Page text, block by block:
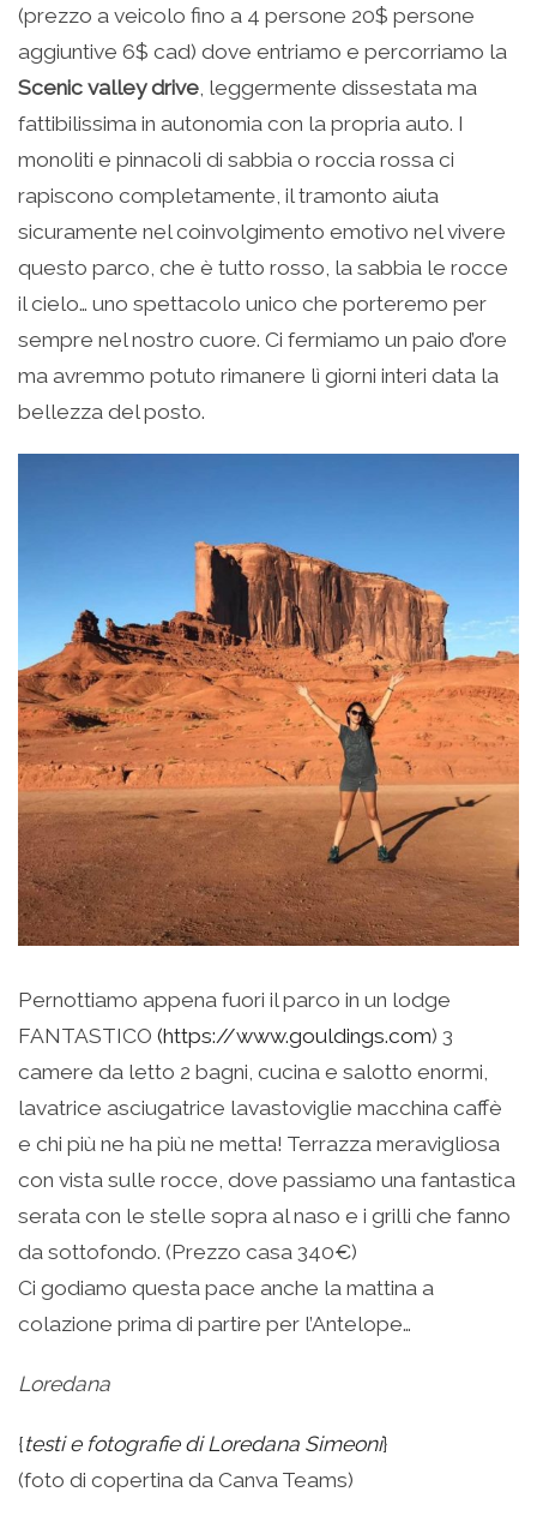
(prezzo a veicolo fino a 4 persone 20$ persone
aggiuntive 6$ cad) dove entriamo e percorriamo la
Scenic valley drive, leggermente dissestata ma
fattibilissima in autonomia con la propria auto. I
monoliti e pinnacoli di sabbia o roccia rossa ci
rapiscono completamente, il tramonto aiuta
sicuramente nel coinvolgimento emotivo nel vivere
questo parco, che è tutto rosso, la sabbia le rocce
il cielo… uno spettacolo unico che porteremo per
sempre nel nostro cuore. Ci fermiamo un paio d’ore
ma avremmo potuto rimanere lì giorni interi data la
bellezza del posto.
Pernottiamo appena fuori il parco in un lodge
FANTASTICO (https://www.gouldings.com) 3
camere da letto 2 bagni, cucina e salotto enormi,
lavatrice asciugatrice lavastoviglie macchina caffè
e chi più ne ha più ne metta! Terrazza meravigliosa
con vista sulle rocce, dove passiamo una fantastica
serata con le stelle sopra al naso e i grilli che fanno
da sottofondo. (Prezzo casa 340€)
Ci godiamo questa pace anche la mattina a
colazione prima di partire per l’Antelope…
Loredana
{testi e fotografie di Loredana Simeoni}
(foto di copertina da Canva Teams)